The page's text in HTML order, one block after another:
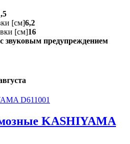
[см]6,2
[см]16
с звуковым предупреждением
KASHIYAMA